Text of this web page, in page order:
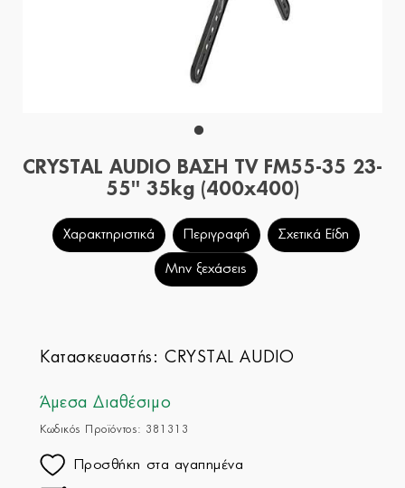
CRYSTAL AUDIO ΒΑΣΗ TV FM55-35 23-
55'' 35kg (400x400)
Χαρακτηριστικά Περιγραφή Σχετικά Είδη
Μην ξεχάσεις
Κατασκευαστής:CRYSTAL AUDIO
Άμεσα Διαθέσιμο
Κωδικός Προϊόντος: 381313
Προσθήκη στα αγαπημένα